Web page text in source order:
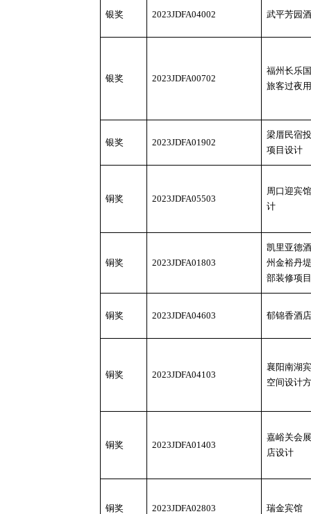
银奖 2023JDFA04002 武平芳园
银奖 2023JDFA00702
福州长乐
旅客过夜
银奖 2023JDFA01902
梁厝民宿
项目设计
铜奖 2023JDFA05503
周口迎宾
计
铜奖 2023JDFA01803
凯里亚德
州金裕丹
部装修项目
铜奖 2023JDFA04603 郁锦香酒店
铜奖 2023JDFA04103
襄阳南湖
空间设计
铜奖 2023JDFA01403
嘉峪关会
店设计
铜奖 2023JDFA02803 瑞金宾馆